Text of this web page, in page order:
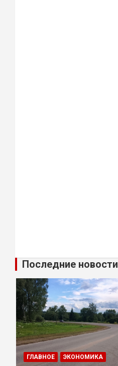
Последние новости
ГЛАВНОЕ ЭКОНОМИКА